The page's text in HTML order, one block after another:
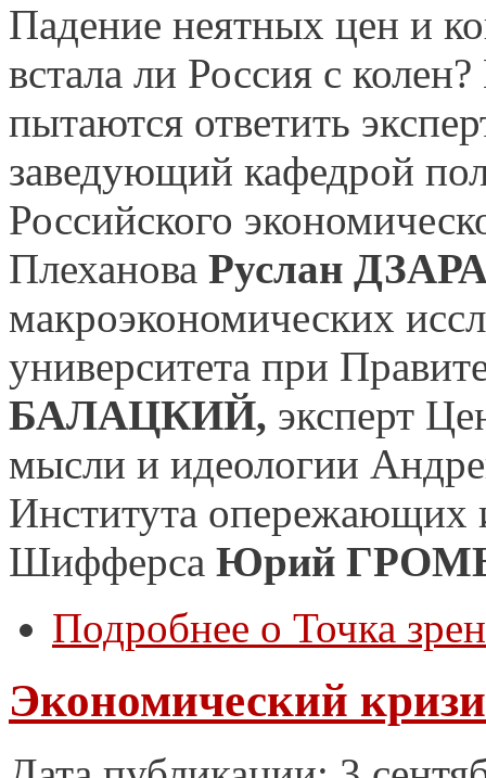
Падение неятных цен и
встала ли Россия с
пытаются ответить
заведующий кафедрой
Российского
Плеханова Руслан
макроэкономических
университета при
БАЛАЦКИЙ, эксперт
мысли и идеологии
Института опережающих
Шифферса Юрий
Подробнее о Точка
Экономический